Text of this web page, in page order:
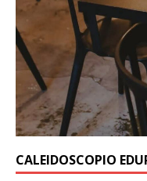
CALEIDOSCOPIO